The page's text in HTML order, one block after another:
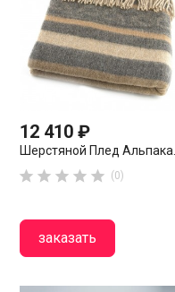
12 410 ₽
Шерстяной Плед Альпака...
     (0)
заказать